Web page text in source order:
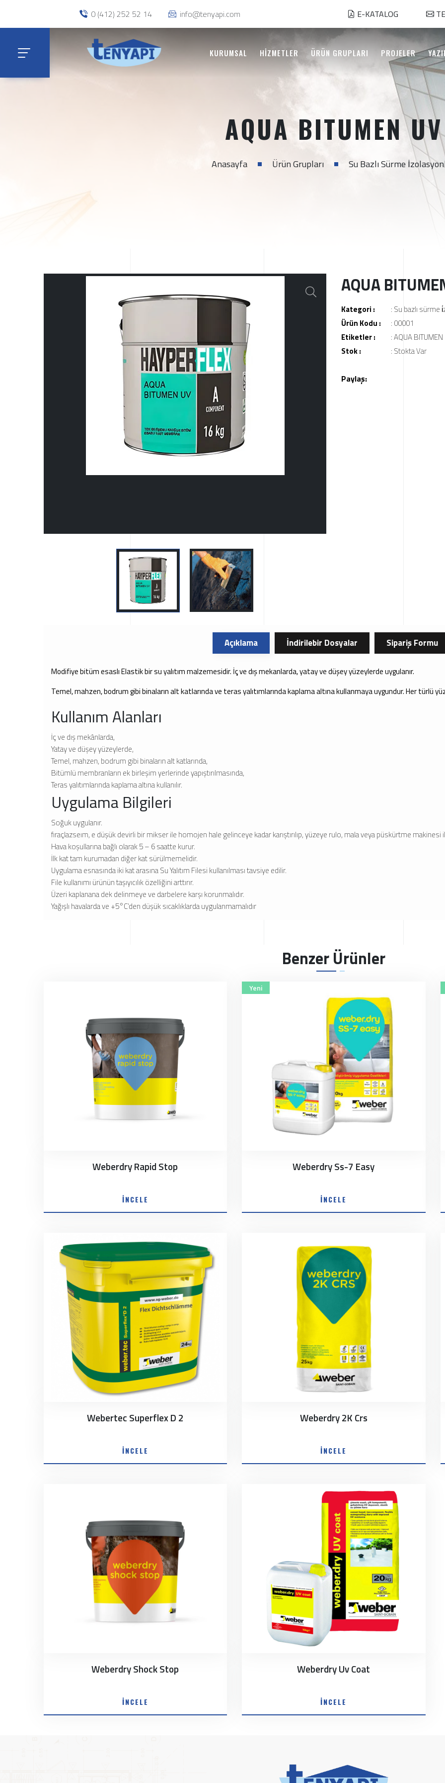
0 (412) 252 52 14 info@tenyapi.com E-KATALOG
KURUMSAL HİZMETLER ÜRÜN GRUPLARI PROJELER
AQUA BITUMEN UV
Anasayfa Ürün Grupları Su Bazlı Sürme
AQUA
Kategori : : Su bazlı sürme
Ürün Kodu :
: 00001
Etiketler :
:AQUA BITUMEN
Stok :
: Stokta Var
Paylaş:
Açıklama İndirilebir Dosyalar Sipariş Formu
Modifiye bitüm esaslı Elastik bir su yalıtım malzemesidir. İç ve dış mekanlarda, yatay ve düşey yüzeylerde uygulanır.
Temel, mahzen, bodrum gibi binaların alt katlarında ve teras yalıtımlarında kaplama altına kullanmaya uygundur. Her türlü
Kullanım Alanları
İç ve dış mekânlarda,
Yatay ve düşey yüzeylerde,
Temel, mahzen, bodrum gibi binaların alt katlarında,
Bitümlü membranların ek birleşim yerlerinde yapıştırılmasında,
Teras yalıtımlarında kaplama altına kullanılır.
Uygulama Bilgileri
Soğuk uygulanır.
fıraçlazseım, e düşük devirli bir mikser ile homojen hale gelinceye kadar karıştırılıp, yüzeye rulo, mala veya püskürtme makinesi
Hava koşullarına bağlı olarak 5 – 6 saatte kurur.
İlk kat tam kurumadan diğer kat sürülmemelidir.
Uygulama esnasında iki kat arasına Su Yalıtım Filesi kullanılması tavsiye edilir.
File kullanımı ürünün taşıyıcılık özelliğini arttırır.
Üzeri kaplanana dek delinmeye ve darbelere karşı korunmalıdır.
Yağışlı havalarda ve +5°C’den düşük sıcaklıklarda uygulanmamalıdır
Benzer Ürünler
Weberdry Rapid Stop
İNCELE
Yeni
Weberdry Ss-7 Easy
İNCELE
Webertec Superflex D 2
İNCELE
Weberdry 2K Crs
İNCELE
Weberdry Shock Stop
İNCELE
Weberdry Uv Coat
İNCELE